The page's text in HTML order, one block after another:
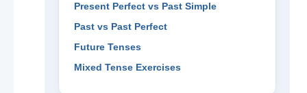
Present Perfect vs Past Simple
Past vs Past Perfect
Future Tenses
Mixed Tense Exercises